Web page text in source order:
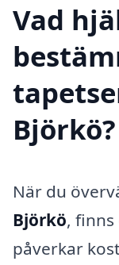
Vad
Björkö?
När du
Björkö,
påverkar